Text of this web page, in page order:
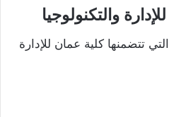
والتكنولوجيا
تتضمنها كلية عمان للإدارة